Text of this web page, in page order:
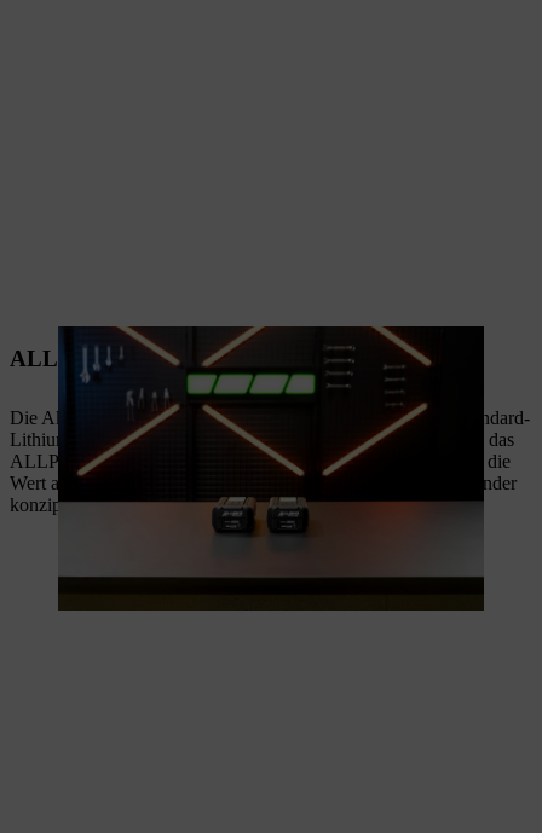
ALLPRO Standard Serie
Die Akkus AP 20.1 undAP 30.1
basieren auf modernen Standard-
Lithium-Ionen-Zellen und bieten einen günstigeren Einstieg in das
ALLPRO-System. Sie sind ideal für Kundinnen und Kunden, die
Wert auf robuste, für die Anforderungen professioneller Anwender
konzipierte, leistungsstarke Akkus legen.